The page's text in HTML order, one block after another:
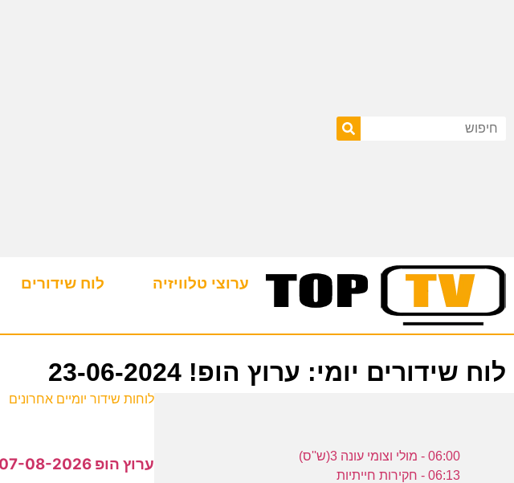
ערוצי טלוויזיה לוח שידורים
לוח שידורים יומי: ערוץ הופ! 23-06-2024
06:00 - מולי וצומי עונה 3(ש''ס)
06:13 - חקירות חייתיות
לוחות שידור יומיים אחרונים
ערוץ הופ 07-08-2026